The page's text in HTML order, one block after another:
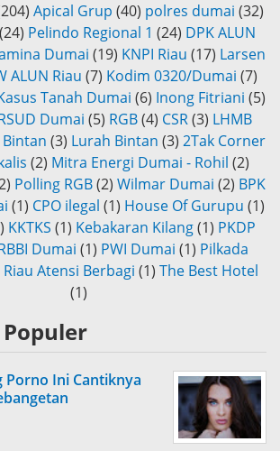
Apical Grup (40) polres dumai (32)
(24) Pelindo Regional 1 (24) DPK ALUN
Dumai (19) KNPI Riau (17) Larsen
ALUN Riau (7) Kodim 0320/Dumai (7)
Tanah Dumai (6) Inong Fitriani (5)
Dumai (5) RGB(4) CSR(3) LHMB
Bintan (3) Lurah Bintan (3) 2Tak Corner
(2) Mitra Energi Dumai - Rohil (2)
Polling RGB (2) Wilmar Dumai (2) BPK
(1) CPO ilegal (1) House Of Gurupu (1)
KKTKS (1) Kebakaran Kilang(1) PKDP
Dumai (1) PWI Dumai (1) Pilkada
Riau Atensi Berbagi (1) The Best Hotel
(1)
Porno Ini Cantiknya